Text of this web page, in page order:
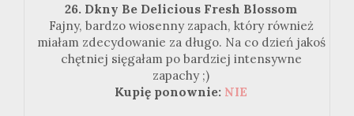
26. Dkny Be Delicious Fresh Blossom
Fajny, bardzo wiosenny zapach, który również
miałam zdecydowanie za długo. Na co dzień jakoś
chętniej sięgałam po bardziej intensywne
zapachy ;)
Kupię ponownie: NIE